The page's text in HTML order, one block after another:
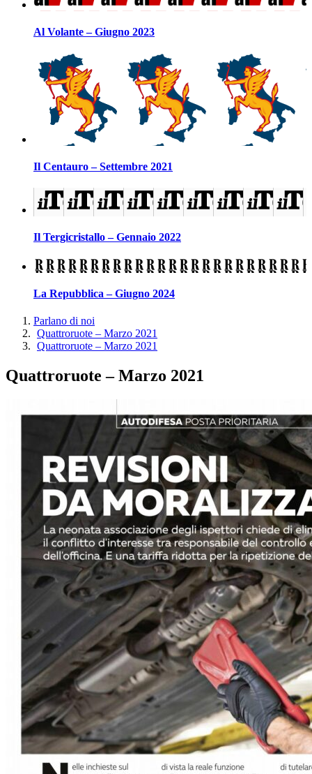
Al Volante – Giugno 2023
Il Centauro – Settembre 2021
Il Tergicristallo – Gennaio 2022
La Repubblica – Giugno 2024
Parlano di noi
Quattroruote – Marzo 2021
Quattroruote – Marzo 2021
Quattroruote – Marzo 2021